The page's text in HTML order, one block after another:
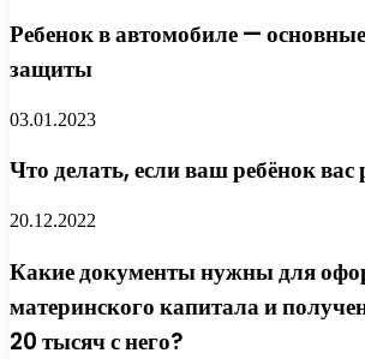
Ребенок в автомобиле —
защиты
03.01.2023
Что делать, если ваш ребёнок вас
20.12.2022
Какие документы нужны для
материнского капитала и
20 тысяч с него?